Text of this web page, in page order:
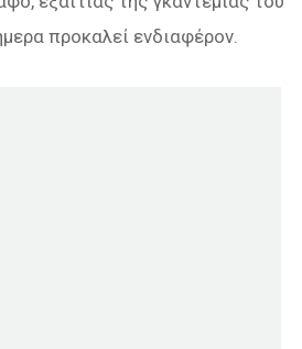
προκαλεί ενδιαφέρον.